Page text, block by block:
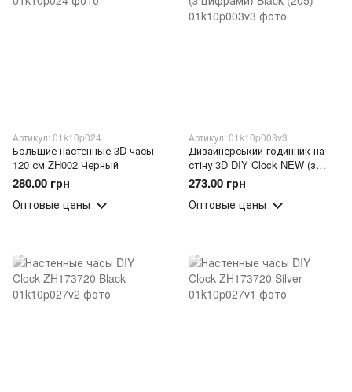
Артикул: 01k10p024
Большие настенные 3D часы
120 см ZH002 Черный
280.00 грн
Оптовые цены
Артикул: 01k10p003v3
Дизайнерський годинник на
стіну 3D DIY Clock NEW (з
цифрами) Black (205)
273.00 грн
Оптовые цены